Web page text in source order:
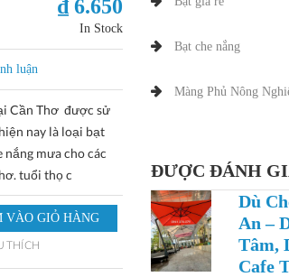
₫ 6.650
In Stock
luận
Cần Thơ được sử
nay là loại bạt
nắng mưa cho các
tuổi thọ c
THÍCH
Bạt che nắng
Màng Phủ Nông
ĐƯỢC ĐÁNH
Dù
An –
Tâm,
Cafe